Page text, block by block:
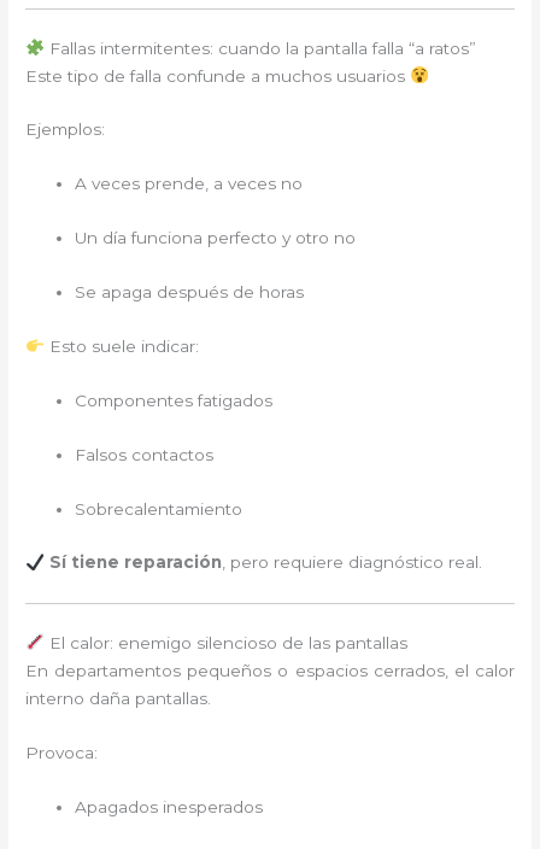
Fallas intermitentes: cuando la pantalla falla “a ratos”
Este tipo de falla confunde a muchos usuarios
Ejemplos:
A veces prende, a veces no
Un día funciona perfecto y otro no
Se apaga después de horas
Esto suele indicar:
Componentes fatigados
Falsos contactos
Sobrecalentamiento
Sí tiene reparación, pero requiere diagnóstico real.
El calor: enemigo silencioso de las pantallas
En departamentos pequeños o espacios cerrados, el calor
interno daña pantallas.
Provoca:
Apagados inesperados